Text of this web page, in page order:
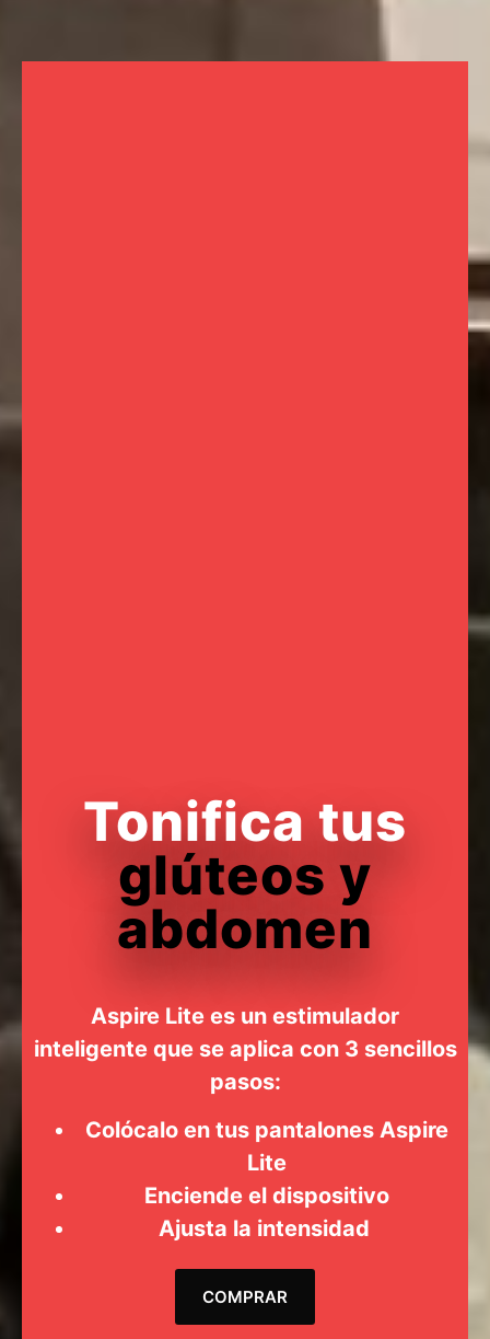
Tonifica tus
glúteos y
abdomen
Aspire Lite es un estimulador
inteligente que se aplica con 3 sencillos
pasos:
Colócalo en tus pantalones Aspire
Lite
Enciende el dispositivo
Ajusta la intensidad
COMPRAR